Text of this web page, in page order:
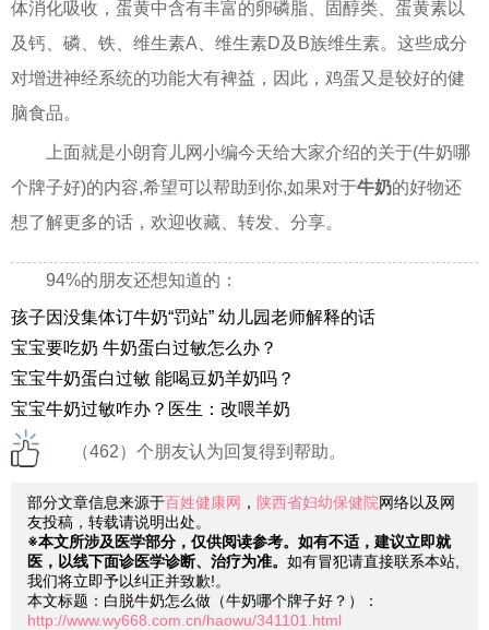
体消化吸收，蛋黄中含有丰富的卵磷脂、固醇类、蛋黄素以
及钙、磷、铁、维生素A、维生素D及B族维生素。这些成分
对增进神经系统的功能大有裨益，因此，鸡蛋又是较好的健
脑食品。
上面就是小朗育儿网小编今天给大家介绍的关于(牛奶哪
个牌子好)的内容,希望可以帮助到你,如果对于牛奶的好物还
想了解更多的话，欢迎收藏、转发、分享。
94%的朋友还想知道的：
孩子因没集体订牛奶“罚站” 幼儿园老师解释的话
宝宝要吃奶 牛奶蛋白过敏怎么办？
宝宝牛奶蛋白过敏 能喝豆奶羊奶吗？
宝宝牛奶过敏咋办？医生：改喂羊奶
（462）个朋友认为回复得到帮助。
部分文章信息来源于百姓健康网 ， 陕西省妇幼保健院网络以及网
友投稿，转载请说明出处。
※本文所涉及医学部分，仅供阅读参考。如有不适，建议立即就
医，以线下面诊医学诊断、治疗为准。 如有冒犯请直接联系本站,
我们将立即予以纠正并致歉!。
本文标题：白脱牛奶怎么做（牛奶哪个牌子好？）：
http://www.wy668.com.cn/haowu/341101.html